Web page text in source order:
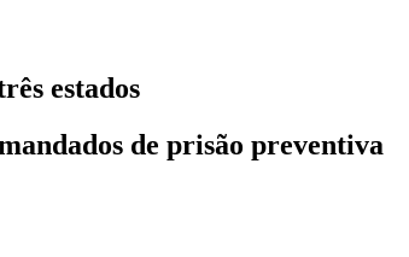
estados
de prisão preventiva